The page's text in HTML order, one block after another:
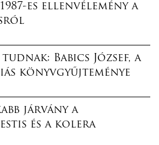
es ellenvélemény a
Babics József, a
könyvgyűjteménye
járvány a
és a kolera